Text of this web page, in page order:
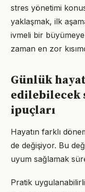
stres yönetimi
yaklaşmak, ilk
ivmeli bir
zaman en zor
Günlük
edilebilecek
ipuçları
Hayatın farklı
de değişiyor. Bu
uyum sağlamak
Pratik